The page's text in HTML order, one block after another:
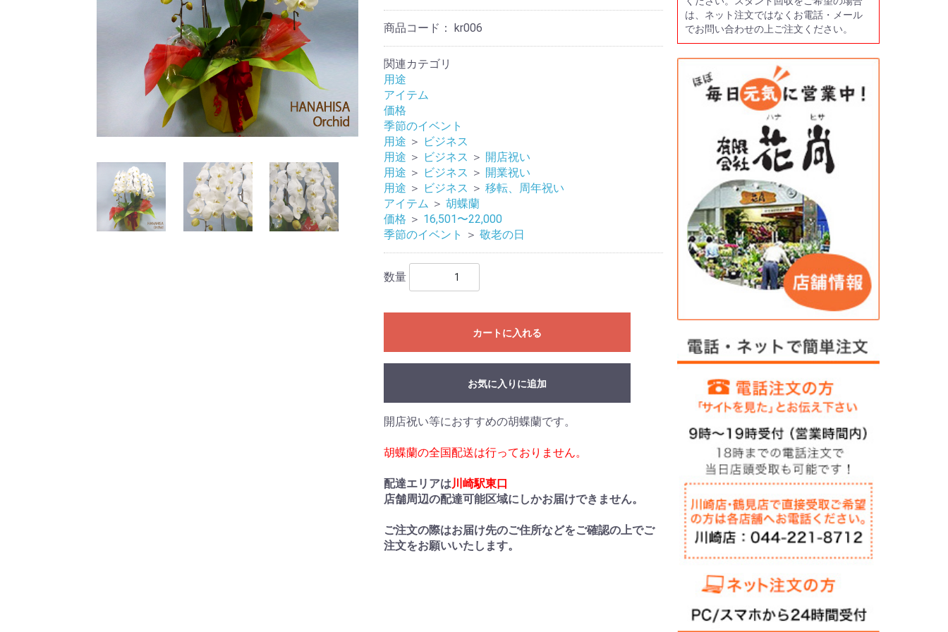
商品コード：kr006
関連カテゴリ
用途
アイテム
価格
季節のイベント
用途 ＞ ビジネス
用途 ＞ ビジネス ＞ 開店祝い
用途 ＞ ビジネス ＞ 開業祝い
用途 ＞ ビジネス ＞ 移転、周年祝い
アイテム ＞ 胡蝶蘭
価格 ＞ 16,501〜22,000
季節のイベント
＞ 敬老の日
数量
カートに入れる
お気に入りに追加
開店祝い等におすすめの胡蝶蘭です。
胡蝶蘭の全国配送は行っておりません。
配達エリアは川崎駅東口
店舗周辺の配達可能区域にしかお届けできません。
ご注文の際はお届け先のご住所などをご確認の上でご
注文をお願いいたします。
は、ネット注文ではなくお電話・メール
でお問い合わせの上ご注文ください。